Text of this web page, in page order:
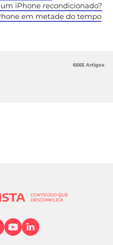
iPhone recondicionado?
em metade do tempo
6665 Artigos